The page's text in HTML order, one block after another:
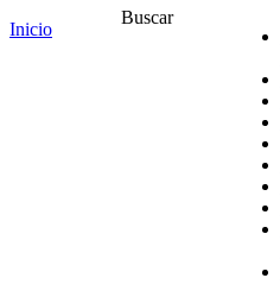
*
Inicio
Buscar